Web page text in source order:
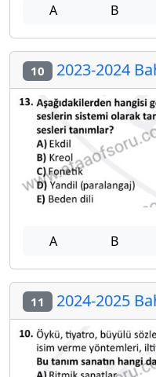
A B
10 2023-2024
A B
11 2024-2025